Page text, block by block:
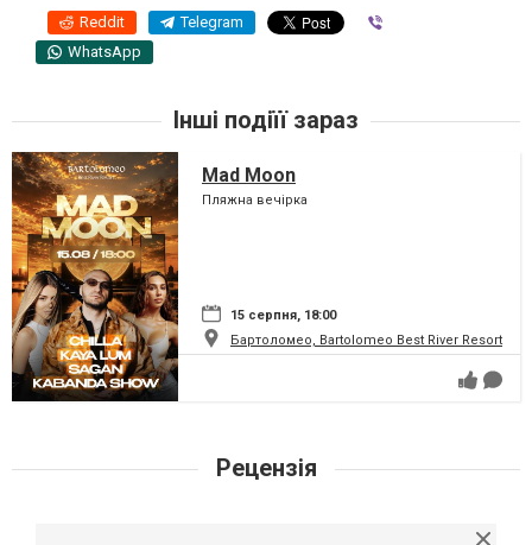
Reddit Telegram
WhatsApp
Інші подіїї зараз
Mad Moon
Пляжна вечірка
15 серпня, 18:00
Бартоломео, Bartolomeo Best River Resort
Рецензія